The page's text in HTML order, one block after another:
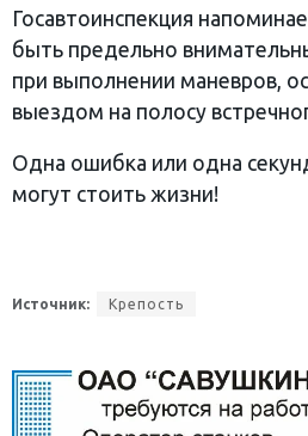
Госавтоинспекция
быть предельно
при выполнении маневров,
выездом на полосу
Одна ошибка или одна
могут стоить жизни!
Источник: Крепость